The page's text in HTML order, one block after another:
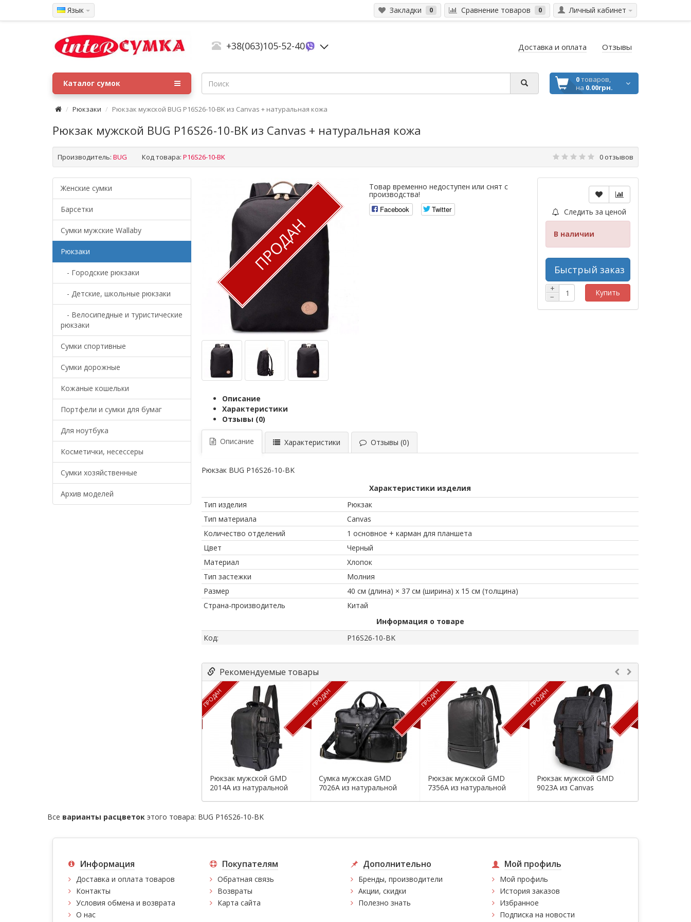
Язык Закладки 0 Сравнение товаров 0 Личный кабинет
+38(063)105-52-40 Доставка и оплата Отзывы
0товаров,
на 0.00грн.
Каталог сумок
Рюкзаки Рюкзак мужской BUG P16S26-10-BK из Canvas + натуральная кожа
Рюкзак мужской BUG P16S26-10-BK из Canvas + натуральная кожа
Производитель: BUG Код товара: P16S26-10-BK 0 отзывов
Женские сумки
Барсетки
Cумки мужские Wallaby
Рюкзаки
- Городские рюкзаки
- Детские, школьные рюкзаки
- Велосипедные и туристические
рюкзаки
Сумки спортивные
Сумки дорожные
Кожаные кошельки
Портфели и сумки для бумаг
Для ноутбука
Косметички, несессеры
Сумки хозяйственные
Архив моделей
ПРОДАН
Описание
Характеристики
Отзывы (0)
Товар временно недоступен или снят с
производства!
Facebook
Twitter Следить за ценой
В наличии
Быстрый заказ
+
−
Купить
Описание Характеристики Отзывы (0)
Рюкзак BUG P16S26-10-BK
Характеристики изделия
Тип изделия
Рюкзак
Тип материала
Canvas
Количество отделений
1 основное + карман для планшета
Цвет
Черный
Материал
Хлопок
Тип застежки
Молния
Размер
40 см (длина) × 37 см (ширина) x 15 см (толщина)
Страна-производитель
Китай
Информация о товаре
Код:
P16S26-10-BK
Рекомендуемые товары
ПРОДАН
Рюкзак мужской GMD
2014A из натуральной
ПРОДАН
Сумка мужская GMD
7026A из натуральной
ПРОДАН
Рюкзак мужской GMD
7356A из натуральной
ПРОДАН
Рюкзак мужской GMD
9023A из Canvas
ПРОДАН
Все варианты расцветок этого товара: BUG P16S26-10-BK
Информация
Доставка и оплата товаров
Контакты
Условия обмена и возврата
О нас
Покупателям
Обратная связь
Возвраты
Карта сайта
Дополнительно
Бренды, производители
Акции, скидки
Полезно знать
Мой профиль
Мой профиль
История заказов
Избранное
Подписка на новости